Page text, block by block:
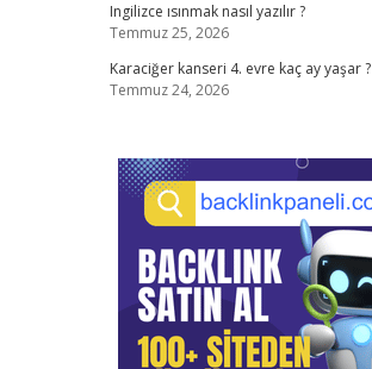
Ingilizce ısınmak nasıl yazılır ?
Temmuz 25, 2026
Karaciğer kanseri 4. evre kaç ay yaşar ?
Temmuz 24, 2026